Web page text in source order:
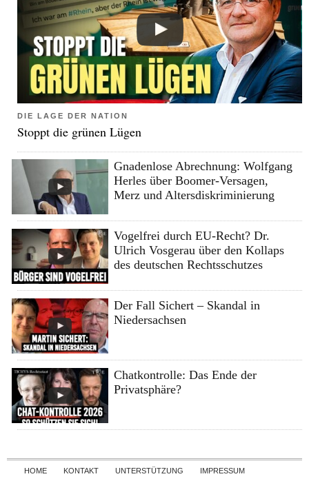
DIE LAGE DER NATION
Stoppt die grünen Lügen
Gnadenlose Abrechnung: Wolfgang
Herles über Boomer-Versagen,
Merz und Altersdiskriminierung
Vogelfrei durch EU-Recht? Dr.
Ulrich Vosgerau über den Kollaps
des deutschen Rechtsschutzes
Der Fall Sichert – Skandal in
Niedersachsen
Chatkontrolle: Das Ende der
Privatsphäre?
Skip to content
HOME KONTAKT UNTERSTÜTZUNG IMPRESSUM